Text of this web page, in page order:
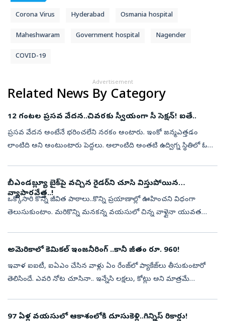
Corona Virus Hyderabad Osmania hospital
Maheshwaram Government hospital Nagender
COVID-19
Advertisement
Related News By Category
12 గంటల ప్రసవ వేదన..చివరకు స్వీయంగా సీ సెక్షన్‌! ఐతే..
ప్రసవ వేదన అంటేనే భరించలేని నరకం అంటారు. ఇంకో జన్మఎత్తడం
లాంటిది అని అంటుంటారు పెద్దలు. అలాంటిది అంతటి ఉద్విగ్న స్థితిలో ఓ
బీఎండబ్ల్యూ బైక్‌పై వచ్చిన రైడర్‌ని చూసి విస్తుపోయిన
వ్యాపారవేత్త..!
ఒక్కోసారి కొన్ని జీవిత పాఠాలు..కొన్ని ప్రయాణాల్లో ఊహించని విధంగా
తెలుసుకుంటాం. మరికొన్ని మనకన్న వయసులో చిన్న వాళ్లైనా యువత
అమెరికాలో కెమికల్ ఇంజనీరింగ్ ..కానీ జీతం రూ. 960!
ఇవాళ ఐఐటీ, ఐఏఎం చేసిన వాళ్లు ఏం రేంజ్‌లో ప్యాకేజ్‌లు తీసుకుంటారో
తెలిసిందే. ఎవరి నోట చూసినా.. ఇన్నేసి లక్షలు, కోట్లు అని మాత్రమే
97 ఏళ్ల వయసులో ఆకాశంలోకి దూసుకెళ్లి..గిన్నిస్‌ రికార్డు!